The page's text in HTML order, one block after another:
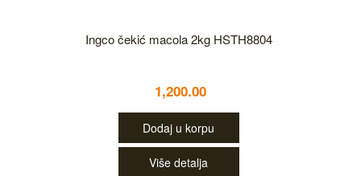
Ingco čekić macola 2kg HSTH8804
1,200.00
Dodaj u korpu
Više detalja